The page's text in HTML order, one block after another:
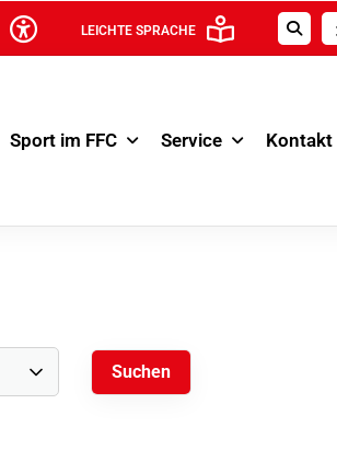
LEICHTE SPRACHE
Sport im FFC Service Kontakt